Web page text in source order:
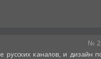
№ 2
русских каналов, и дизайн